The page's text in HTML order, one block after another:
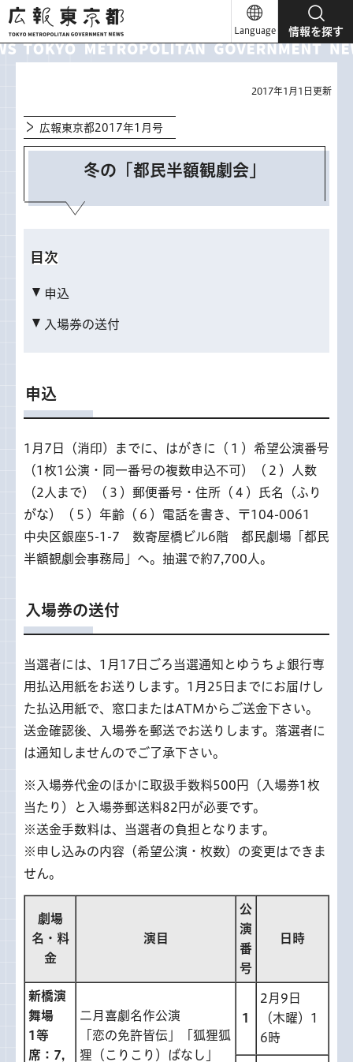
広報東京都
Language 情報を探す
2017年1月1日更新
広報東京都2017年1月号
冬の「都民半額観劇会」
目次
申込
入場券の送付
申込
1月7日（消印）までに、はがきに（１）希望公演番号
（1枚1公演・同一番号の複数申込不可）（２）人数
（2人まで）（３）郵便番号・住所（４）氏名（ふり
がな）（５）年齢（６）電話を書き、〒104-0061
中央区銀座5-1-7 数寄屋橋ビル6階 都民劇場「都民
半額観劇会事務局」へ。抽選で約7,700人。
入場券の送付
当選者には、1月17日ごろ当選通知とゆうちょ銀行専
用払込用紙をお送りします。1月25日までにお届けし
た払込用紙で、窓口またはATMからご送金下さい。
送金確認後、入場券を郵送でお送りします。落選者に
は通知しませんのでご了承下さい。
※入場券代金のほかに取扱手数料500円（入場券1枚
当たり）と入場券郵送料82円が必要です。
※送金手数料は、当選者の負担となります。
※申し込みの内容（希望公演・枚数）の変更はできま
せん。
劇場
名・料
金
演目
公
演
番
号
日時
新橋演
舞場
1等
席：7,
二月喜劇名作公演
「恋の免許皆伝」「狐狸狐
狸（こりこり）ばなし」
1
2月9日
（木曜）1
6時